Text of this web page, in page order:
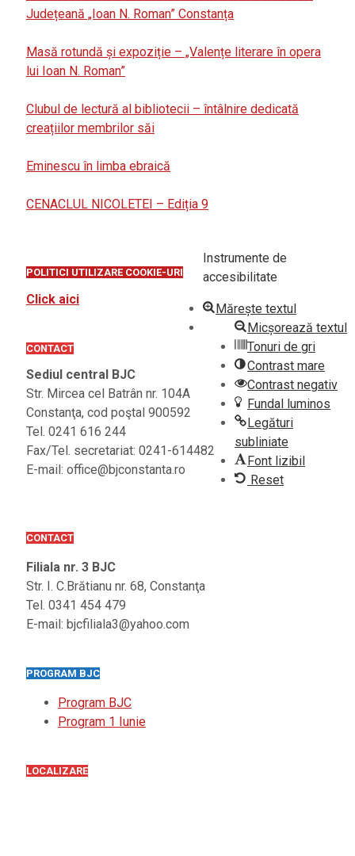
Județeană „Ioan N. Roman” Constanța
Masă rotundă și expoziție – „Valențe literare în opera
lui Ioan N. Roman”
Clubul de lectură al bibliotecii – întâlnire dedicată
creațiilor membrilor săi
Eminescu în limba ebraică
CENACLUL NICOLETEI – Ediția 9
POLITICI UTILIZARE COOKIE-URI
Click aici
CONTACT
Sediul central BJC
Str. Mircea cel Batrân nr. 104A
Constanţa, cod poştal 900592
Tel. 0241 616 244
Fax/Tel. secretariat: 0241-614482
E-mail: office@bjconstanta.ro
CONTACT
Filiala nr. 3 BJC
Str. I. C.Brătianu nr. 68, Constanţa
Tel. 0341 454 479
E-mail: bjcfiliala3@yahoo.com
PROGRAM BJC
Program BJC
Program 1 Iunie
LOCALIZARE
Instrumente de
accesibilitate
Mărește textul
Micșorează textul
Tonuri de gri
Contrast mare
Contrast negativ
Fundal luminos
Legături
subliniate
Font lizibil
Reset